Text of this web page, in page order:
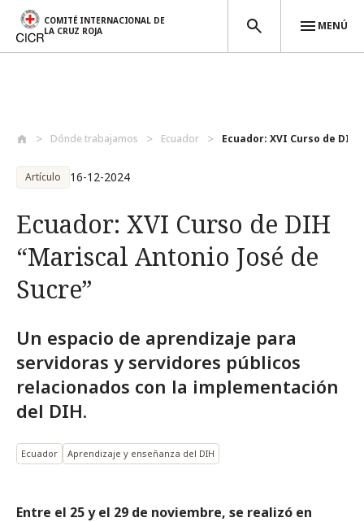
COMITÉ INTERNACIONAL DE
LA CRUZ ROJA
MENÚ
Dónde trabajamos Ecuador Ecuador: XVI Curso de DIH
Artículo 16-12-2024
Ecuador: XVI Curso de DIH
“Mariscal Antonio José de
Sucre”
Un espacio de aprendizaje para
servidoras y servidores públicos
relacionados con la implementación
del DIH.
Ecuador Aprendizaje y enseñanza del DIH
Entre el 25 y el 29 de noviembre, se realizó en